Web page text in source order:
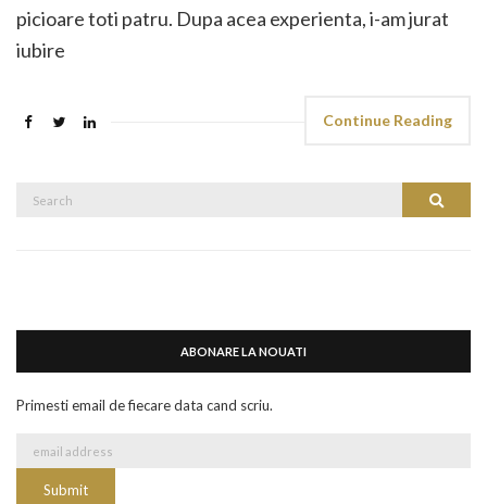
picioare toti patru. Dupa acea experienta, i-am jurat
iubire
Continue Reading
Search
ABONARE LA NOUATI
Primesti email de fiecare data cand scriu.